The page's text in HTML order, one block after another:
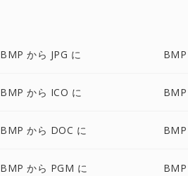
BMP から JPG に
BMP から ICO に
BMP から DOC に
BMP から PGM に